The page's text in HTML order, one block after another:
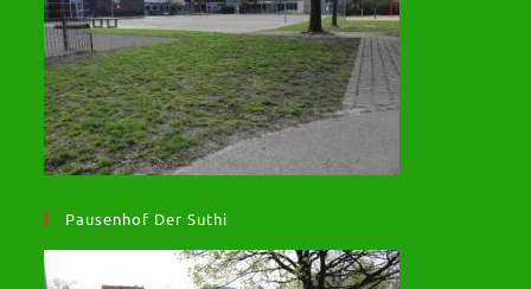
Pausenhof Der Suthi